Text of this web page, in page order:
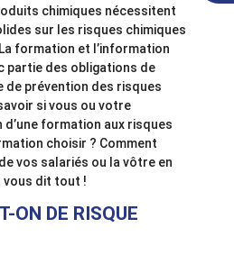
chimiques nécessitent
sur les risques chimiques
formation et l’information
partie des obligations de
de prévention des risques
si vous ou votre
d’une formation aux risques
choisir ? Comment
vos salariés ou la vôtre en
vous dit tout !
ON DE RISQUE